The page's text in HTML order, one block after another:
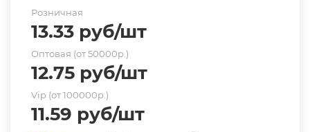
Розничная
13.33 руб/шт
Оптовая (от 50000р.)
12.75 руб/шт
Vip (от 100000р.)
11.59 руб/шт